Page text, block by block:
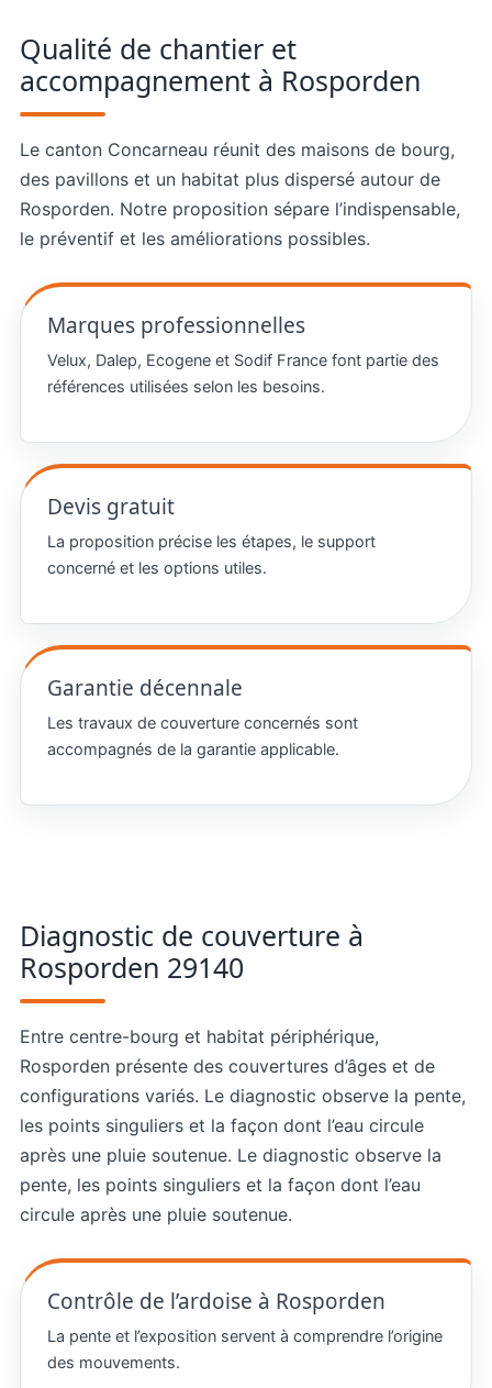
Qualité de chantier et
accompagnement à Rosporden
Le canton Concarneau réunit des maisons de bourg,
des pavillons et un habitat plus dispersé autour de
Rosporden. Notre proposition sépare l’indispensable,
le préventif et les améliorations possibles.
Marques professionnelles
Velux, Dalep, Ecogene et Sodif France font partie des
références utilisées selon les besoins.
Devis gratuit
La proposition précise les étapes, le support
concerné et les options utiles.
Garantie décennale
Les travaux de couverture concernés sont
accompagnés de la garantie applicable.
Diagnostic de couverture à
Rosporden 29140
Entre centre-bourg et habitat périphérique,
Rosporden présente des couvertures d’âges et de
configurations variés. Le diagnostic observe la pente,
les points singuliers et la façon dont l’eau circule
après une pluie soutenue. Le diagnostic observe la
pente, les points singuliers et la façon dont l’eau
circule après une pluie soutenue.
Contrôle de l’ardoise à Rosporden
La pente et l’exposition servent à comprendre l’origine
des mouvements.